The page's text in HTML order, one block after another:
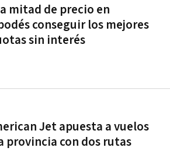
mitad de precio en
conseguir los mejores
sin interés
Jet apuesta a vuelos
provincia con dos rutas